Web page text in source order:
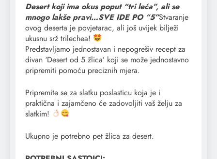
Desert koji ima okus poput “tri leća”, ali se
mnogo lakše pravi…SVE IDE PO “5”Stvaranje
ovog deserta je povjetarac, ali još uvijek bilježi
ukusnu srž trilechea!
Predstavljamo jednostavan i nepogrešiv recept za
divan ‘Desert od 5 žlica’ koji se može jednostavno
pripremiti pomoću preciznih mjera.
Pripremite se za slatku poslasticu koja je i
praktična i zajamčeno će zadovoljiti vaš želju za
slatkim!
Ukupno je potrebno pet žlica za desert.